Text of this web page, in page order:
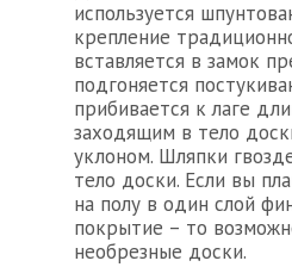
используется
крепление
вставляется в замок
подгоняется
прибивается к лаге
заходящим в тело
уклоном. Шляпки
тело доски. Если вы
на полу в один слой
покрытие – то
необрезные доски.